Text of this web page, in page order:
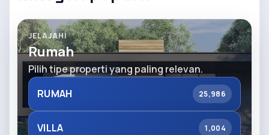
JELAJAHI
Rumah
Pilih tipe properti yang paling relevan.
RUMAH
25,986
VILLA 1,004